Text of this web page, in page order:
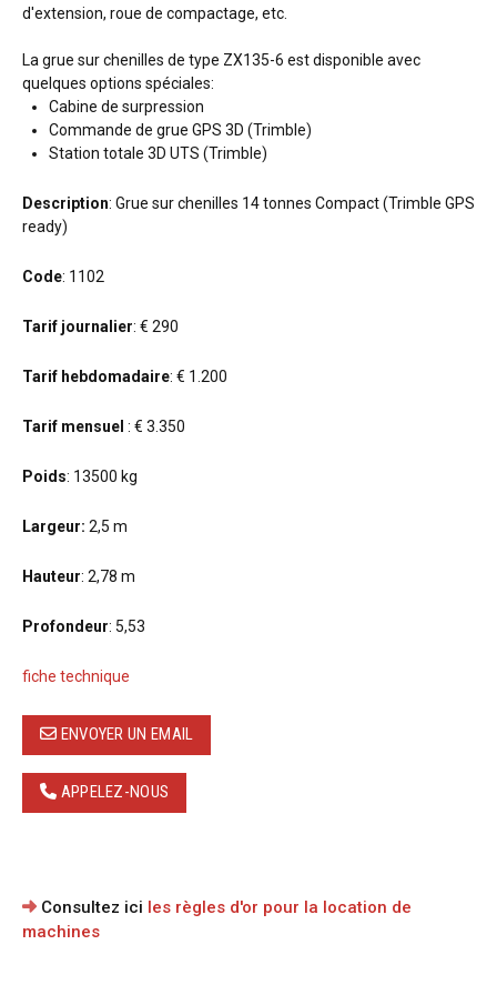
d'extension, roue de compactage, etc.
La grue sur chenilles de type ZX135-6 est disponible avec
quelques options spéciales:
Cabine de surpression
Commande de grue GPS 3D (Trimble)
Station totale 3D UTS (Trimble)
Description: Grue sur chenilles 14 tonnes Compact (Trimble GPS
ready)
Code: 1102
Tarif journalier: € 290
Tarif hebdomadaire: € 1.200
Tarif mensuel : € 3.350
Poids: 13500 kg
Largeur: 2,5 m
Hauteur: 2,78 m
Profondeur: 5,53
fiche technique
ENVOYER UN EMAIL
APPELEZ-NOUS
Consultez ici les règles d'or pour la location de
machines